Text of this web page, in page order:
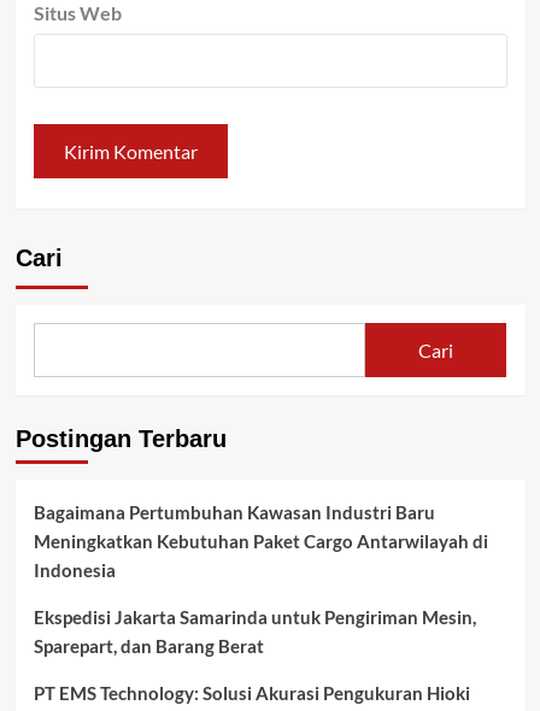
Situs Web
Cari
Cari
Postingan Terbaru
Bagaimana Pertumbuhan Kawasan Industri Baru
Meningkatkan Kebutuhan Paket Cargo Antarwilayah di
Indonesia
Ekspedisi Jakarta Samarinda untuk Pengiriman Mesin,
Sparepart, dan Barang Berat
PT EMS Technology: Solusi Akurasi Pengukuran Hioki